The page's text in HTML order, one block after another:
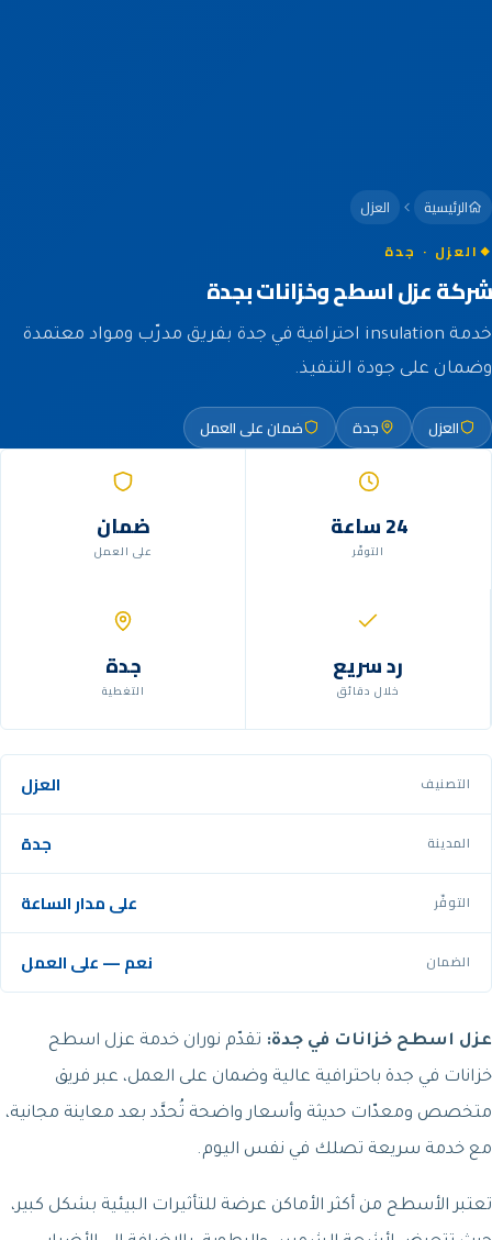
الرئيسية العزل
العزل · جدة
شركة عزل اسطح وخزانات بجدة
خدمة insulation احترافية في جدة بفريق مدرّب ومواد معتمدة
وضمان على جودة التنفيذ.
العزل جدة ضمان على العمل
24 ساعة
التوفّر
ضمان
على العمل
رد سريع
خلال دقائق
جدة
التغطية
التصنيف العزل
المدينة جدة
التوفّر على مدار الساعة
الضمان نعم — على العمل
عزل اسطح خزانات في جدة: تقدّم نوران خدمة عزل اسطح
خزانات في جدة باحترافية عالية وضمان على العمل، عبر فريق
متخصص ومعدّات حديثة وأسعار واضحة تُحدَّد بعد معاينة مجانية،
مع خدمة سريعة تصلك في نفس اليوم.
تعتبر الأسطح من أكثر الأماكن عرضة للتأثيرات البيئية بشكل كبير،